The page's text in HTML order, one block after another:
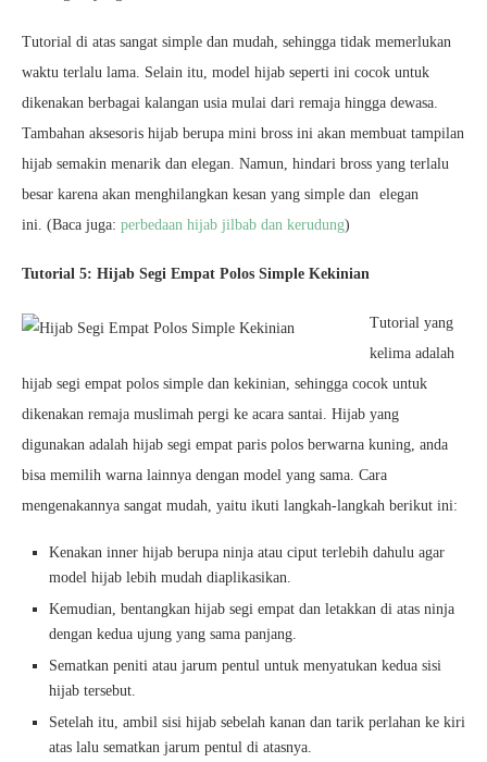
Tutorial di atas sangat simple dan mudah, sehingga tidak memerlukan
waktu terlalu lama. Selain itu, model hijab seperti ini cocok untuk
dikenakan berbagai kalangan usia mulai dari remaja hingga dewasa.
Tambahan aksesoris hijab berupa mini bross ini akan membuat tampilan
hijab semakin menarik dan elegan. Namun, hindari bross yang terlalu
besar karena akan menghilangkan kesan yang simple dan elegan
ini. (Baca juga: perbedaan hijab jilbab dan kerudung)
Tutorial 5: Hijab Segi Empat Polos Simple Kekinian
Tutorial yang
kelima adalah
hijab segi empat polos simple dan kekinian, sehingga cocok untuk
dikenakan remaja muslimah pergi ke acara santai. Hijab yang
digunakan adalah hijab segi empat paris polos berwarna kuning, anda
bisa memilih warna lainnya dengan model yang sama. Cara
mengenakannya sangat mudah, yaitu ikuti langkah-langkah berikut ini:
Kenakan inner hijab berupa ninja atau ciput terlebih dahulu agar
model hijab lebih mudah diaplikasikan.
Kemudian, bentangkan hijab segi empat dan letakkan di atas ninja
dengan kedua ujung yang sama panjang.
Sematkan peniti atau jarum pentul untuk menyatukan kedua sisi
hijab tersebut.
Setelah itu, ambil sisi hijab sebelah kanan dan tarik perlahan ke kiri
atas lalu sematkan jarum pentul di atasnya.